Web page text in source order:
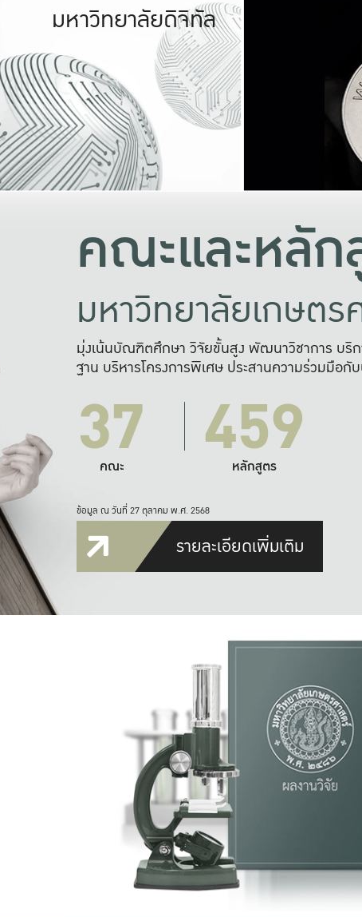
มหาวิทยาลัยรับผิดชอบต่อสังคม
ร่วมมือกับชุมชน เพื่อความกินดีอยู่ดี
และความสุขอย่างยั่งยืน
มองปัญหาในภาพกว้าง
แก้ไขจากปัญหาจุดเล็กๆ
มหาวิทยาลัยดิจิทัล
คณะและหลั
มหาวิทยาลัยเกษตร
มุ่งเน้นบัณฑิตศึกษา วิจัยขั้นสูง พัฒนาวิชาการ บริ
ฐาน บริหารโครงการพิเศษ ประสานความร่วมมือกั
37
คณะ 459
หลักสูตร
ข้อมูล ณ วันที่ 27 ตุลาคม พ.ศ. 2568
รายละเอียดเพิ่มเติม